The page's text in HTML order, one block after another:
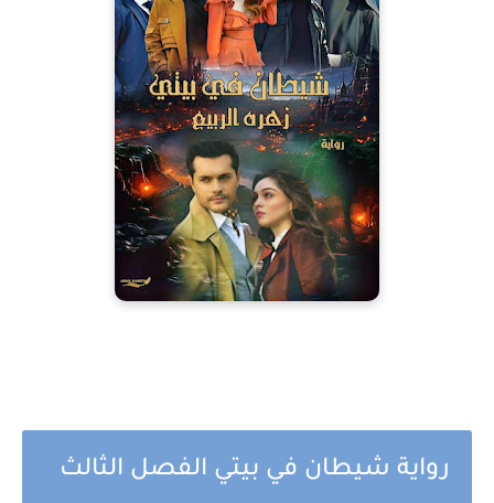
رواية شيطان في بيتي الفصل الثالث